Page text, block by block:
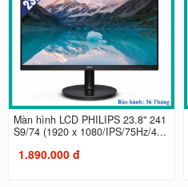
Màn hình LCD PHILIPS 23.8" 241
S9/74 (1920 x 1080/IPS/75Hz/4...
1.890.000 đ